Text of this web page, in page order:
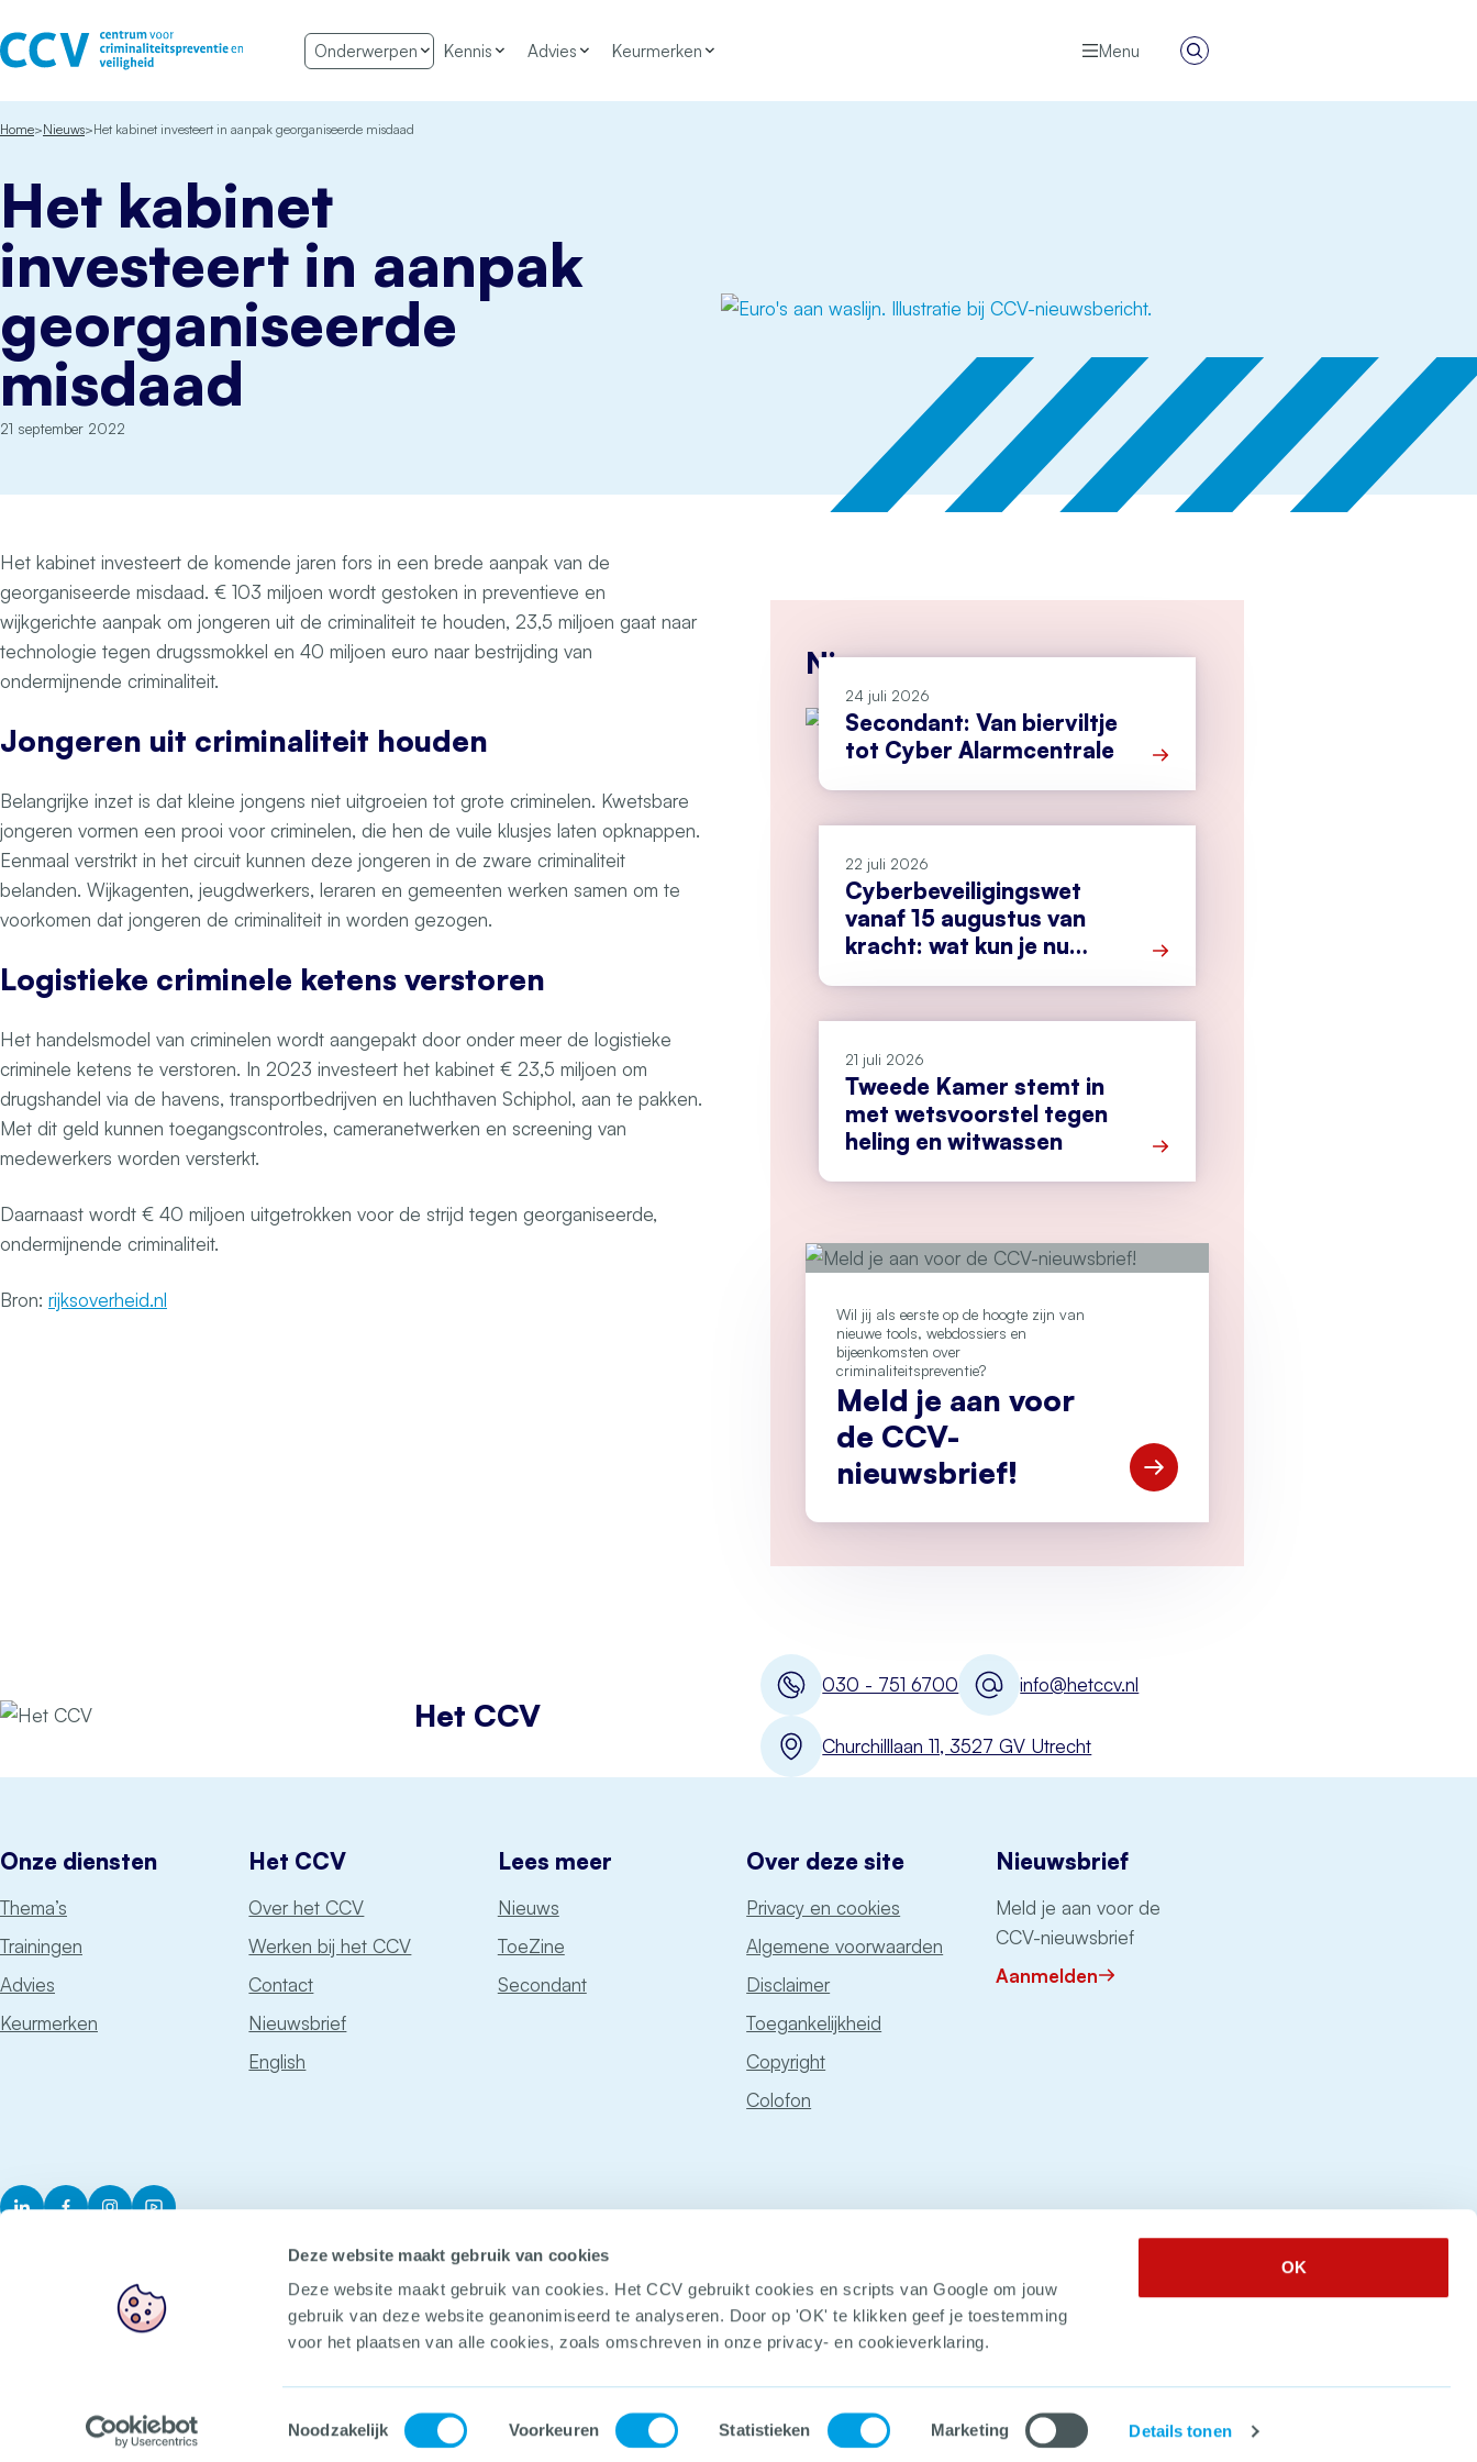
Deze website maakt gebruik van cookies
Deze website maakt gebruik van cookies. Het CCV gebruikt cookies en scripts van Google om jouw
gebruik van deze website geanonimiseerd te analyseren. Door op 'OK' te klikken geef je toestemming
voor het plaatsen van alle cookies, zoals omschreven in onze privacy- en cookieverklaring.
Toestemmingsselectie
Noodzakelijk Voorkeuren Statistieken Marketing Details tonen
OK
Onderwerpen Kennis Advies Keurmerken Menu
Zoeken
Home Nieuws Het kabinet investeert in aanpak georganiseerde misdaad
Het kabinet
investeert in aanpak
georganiseerde
misdaad
21 september 2022
Het kabinet investeert de komende jaren fors in een brede aanpak van de
georganiseerde misdaad. € 103 miljoen wordt gestoken in preventieve en
wijkgerichte aanpak om jongeren uit de criminaliteit te houden, 23,5 miljoen gaat naar
technologie tegen drugssmokkel en 40 miljoen euro naar bestrijding van
ondermijnende criminaliteit.
Jongeren uit criminaliteit houden
Belangrijke inzet is dat kleine jongens niet uitgroeien tot grote criminelen. Kwetsbare
jongeren vormen een prooi voor criminelen, die hen de vuile klusjes laten opknappen.
Eenmaal verstrikt in het circuit kunnen deze jongeren in de zware criminaliteit
belanden. Wijkagenten, jeugdwerkers, leraren en gemeenten werken samen om te
voorkomen dat jongeren de criminaliteit in worden gezogen.
Logistieke criminele ketens verstoren
Het handelsmodel van criminelen wordt aangepakt door onder meer de logistieke
criminele ketens te verstoren. In 2023 investeert het kabinet € 23,5 miljoen om
drugshandel via de havens, transportbedrijven en luchthaven Schiphol, aan te pakken.
Met dit geld kunnen toegangscontroles, cameranetwerken en screening van
medewerkers worden versterkt.
Daarnaast wordt € 40 miljoen uitgetrokken voor de strijd tegen georganiseerde,
ondermijnende criminaliteit.
Bron: rijksoverheid.nl
Nieuws
24 juli 2026
Secondant: Van bierviltje
tot Cyber Alarmcentrale
22 juli 2026
Cyberbeveiligingswet
vanaf 15 augustus van
kracht: wat kun je nu
21 juli 2026
Tweede Kamer stemt in
met wetsvoorstel tegen
heling en witwassen
Wil jij als eerste op de hoogte zijn van
nieuwe tools, webdossiers en
bijeenkomsten over
criminaliteitspreventie?
Meld je aan voor
de CCV-
nieuwsbrief!
Open Meld je aan voor de CCV-
030 - 751 6700 info@hetccv.nl
Churchilllaan 11, 3527 GV Utrecht
Het CCV
Onze diensten
Thema’s
Trainingen
Advies
Keurmerken
Het CCV
Over het CCV
Werken bij het CCV
Contact
Nieuwsbrief
English
Lees meer
Nieuws
ToeZine
Secondant
Over deze site
Privacy en cookies
Algemene voorwaarden
Disclaimer
Toegankelijkheid
Copyright
Colofon
Nieuwsbrief
Meld je aan voor de
CCV-nieuwsbrief
Aanmelden
LinkedInFacebookInstagramYouTube
Voorop in veilig
© Copyright 2026. Alle rechten voorbehouden